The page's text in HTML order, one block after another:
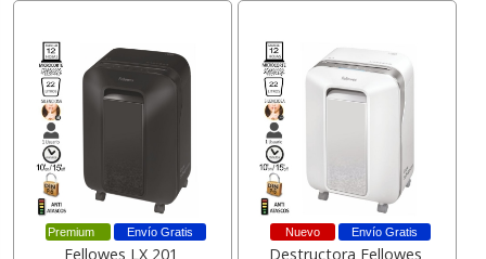
Envío Gratis
Premium
Fellowes LX 201
Envío Gratis
Nuevo
Destructora Fellowes